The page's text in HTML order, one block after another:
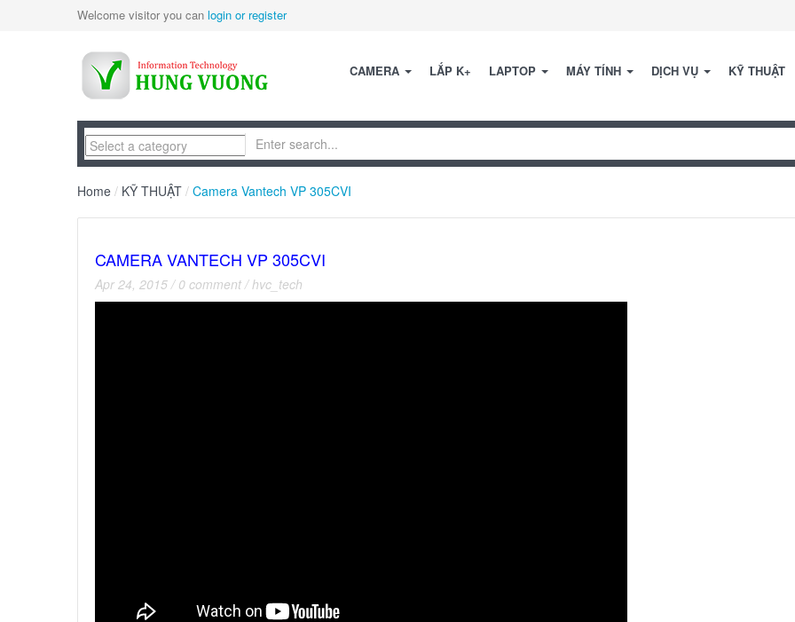
Welcome visitor you can login or register
CAMERA LẮP K+ LAPTOP MÁY TÍNH DỊCH VỤ KỸ THUẬT
Home / KỸ THUẬT / Camera Vantech VP 305CVI
CAMERA VANTECH VP 305CVI
Apr 24, 2015 / 0 comment /hvc_tech